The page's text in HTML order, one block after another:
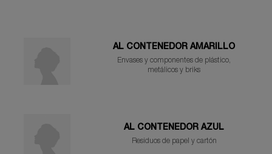
AL CONTENEDOR AMARILLO
Envases y componentes de plástico,
metálicos y briks
AL CONTENEDOR AZUL
Residuos de papel y cartón